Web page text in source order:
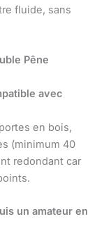
fluide, sans
Pêne
avec
en bois,
(minimum 40
redondant car
un amateur en